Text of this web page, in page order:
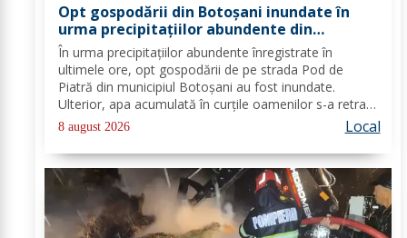
Opt gospodării din Botoșani inundate în
urma precipitațiilor abundente din
ultimele ore
În urma precipitațiilor abundente înregistrate în
ultimele ore, opt gospodării de pe strada Pod de
Piatră din municipiul Botoșani au fost inundate.
Ulterior, apa acumulată în curțile oamenilor s-a retras
pe carosabil. Pentru evacuarea apei, pompierii militari
din cadrul Detașamentului Botoșani au...
8 august 2026 Local